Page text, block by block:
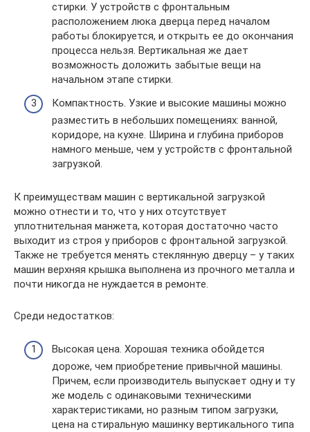
стирки. У устройств с фронтальным
расположением люка дверца перед началом
работы блокируется, и открыть ее до окончания
процесса нельзя. Вертикальная же дает
возможность доложить забытые вещи на
начальном этапе стирки.
Компактность. Узкие и высокие машины можно
разместить в небольших помещениях: ванной,
коридоре, на кухне. Ширина и глубина приборов
намного меньше, чем у устройств с фронтальной
загрузкой.
К преимуществам машин с вертикальной загрузкой
можно отнести и то, что у них отсутствует
уплотнительная манжета, которая достаточно часто
выходит из строя у приборов с фронтальной загрузкой.
Также не требуется менять стеклянную дверцу – у таких
машин верхняя крышка выполнена из прочного металла и
почти никогда не нуждается в ремонте.
Среди недостатков:
Высокая цена. Хорошая техника обойдется
дороже, чем приобретение привычной машины.
Причем, если производитель выпускает одну и ту
же модель с одинаковыми техническими
характеристиками, но разным типом загрузки,
цена на стиральную машинку вертикального типа